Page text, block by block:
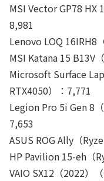
MSI Vector GP78 HX
8,981
Lenovo LOQ 16IRH8
MSI Katana 15 B13V
Microsoft Surface
RTX4050）：7,771
Legion Pro 5i Gen 8
7,653
ASUS ROG Ally（
HP Pavilion 15-eh（
VAIO SX12（2022）